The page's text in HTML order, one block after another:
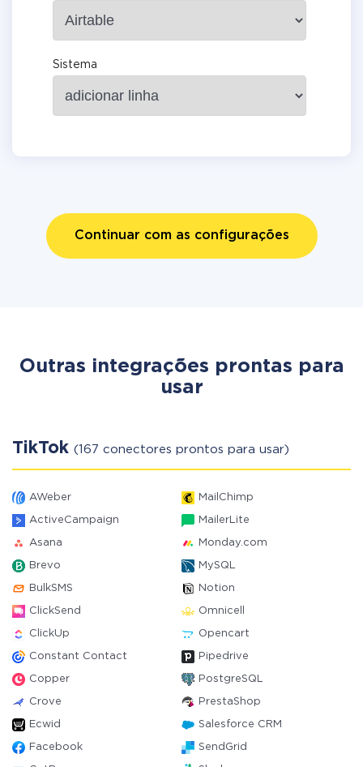
Sistema
Continuar com as configurações
Outras integrações prontas para
usar
TikTok (167 conectores prontos para usar)
AWeber MailChimp
ActiveCampaign MailerLite
Asana Monday.com
Brevo MySQL
BulkSMS Notion
ClickSend Omnicell
ClickUp Opencart
Constant Contact Pipedrive
Copper PostgreSQL
Crove PrestaShop
Ecwid Salesforce CRM
Facebook SendGrid